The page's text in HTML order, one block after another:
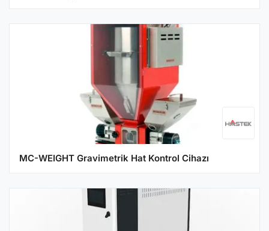
MC-WEIGHT Gravimetrik Hat Kontrol Cihazı